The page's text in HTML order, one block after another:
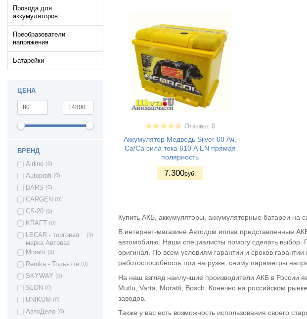
Провода для
аккумуляторов
Преобразователи
напряжения
Батарейки
ЦЕНА
БРЕНД
Airline (0)
Autoprofi (0)
BARS (0)
CARGEN (0)
CS-20 (0)
KRAFT (0)
LECAR - торговая
марка Автоваз
(0)
Moratti (0)
Remka - Тольятти (0)
SKYWAY (0)
SLON (0)
UNIKUM (0)
АвтоДело (0)
хетч
ВАЗ 2114 - Лада
Самара II 5дв.
хетч
ВАЗ 2115 - Лада
ВАЗ 2110 - Лада
110
ВАЗ 2112 - Лада
112
ВАЗ 2120 - Лада
(3)
ВАЗ 2170 -
(13)
Приора премьер
ВАЗ 2171 -
универсал
ВАЗ 2172 -
Приора хетчбек
Приора купе
ВАЗ 2190 -
ВАЗ 21928 -
Kalina II Kross
(11)
ВАЗ 21905 -
Гранта седан
(Sport)
Гранта хетчбек
(лифтбек)
II Хэтчбек
Отзывы: 0
Аккумулятор Медведь Silver 60 Ач,
Ca/Ca сила тока 610 А EN прямая
полярность
7.300руб.
Купить АКБ, аккумуляторы, аккумуляторные батареи на
В интернет-магазине Автодом иллва представленные
автомобилю. Наши специалисты помогу сделать выбор.
оригинал. По всем условиям гарантии и сроков
работоспособность при нагрузке, сниму параметры
На наш взгляд наилучшие производители АКБ в России
Mutlu, Varta, Moratti, Bosch. Конечно на российском
заводов.
Также у вас есть возможность использования своего